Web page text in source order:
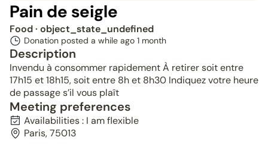
Pain de seigle
Food· object_state_undefined
Donation posted a while ago 1 month
Description
Invendu à consommer rapidement À retirer soit entre
17h15 et 18h15, soit entre 8h et 8h30 Indiquez votre heure
de passage s’il vous plaît
Meeting preferences
Availabilities : I am flexible
Paris, 75013